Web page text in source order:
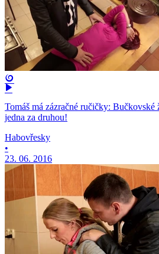
Tomáš má zázračné ručičky: Bučkovské
jedna za druhou!
Habovřesky
•
23. 06. 2016